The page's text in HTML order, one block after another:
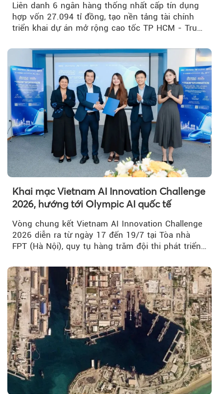
Liên danh 6 ngân hàng thống nhất cấp tín dụng
hợp vốn 27.094 tỉ đồng, tạo nền tảng tài chính
triển khai dự án mở rộng cao tốc TP HCM - Trung
kết nối TP HCM với Đồng bằng sông Cửu Long.
Khai mạc Vietnam AI Innovation Challenge
2026, hướng tới Olympic AI quốc tế
Vòng chung kết Vietnam AI Innovation Challenge
2026 diễn ra từ ngày 17 đến 19/7 tại Tòa nhà
FPT (Hà Nội), quy tụ hàng trăm đội thi phát triển